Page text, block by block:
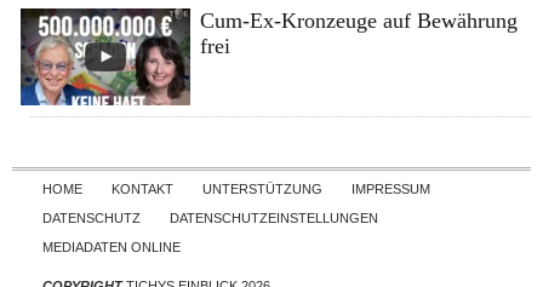
Cum-Ex-Kronzeuge auf Bewährung
frei
Skip to content
HOME KONTAKT UNTERSTÜTZUNG
IMPRESSUM
DATENSCHUTZ
DATENSCHUTZEINSTELLUNGEN
MEDIADATEN ONLINE